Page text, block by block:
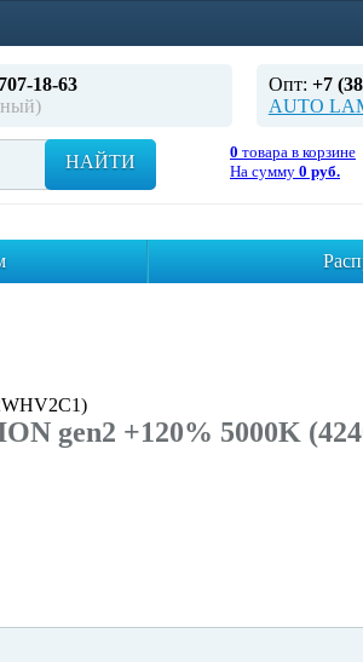
18-63
Опт: +7
AUTO
НАЙТИ 0 товара в корзине
На сумму 0 руб.
gen2 +120% 5000K